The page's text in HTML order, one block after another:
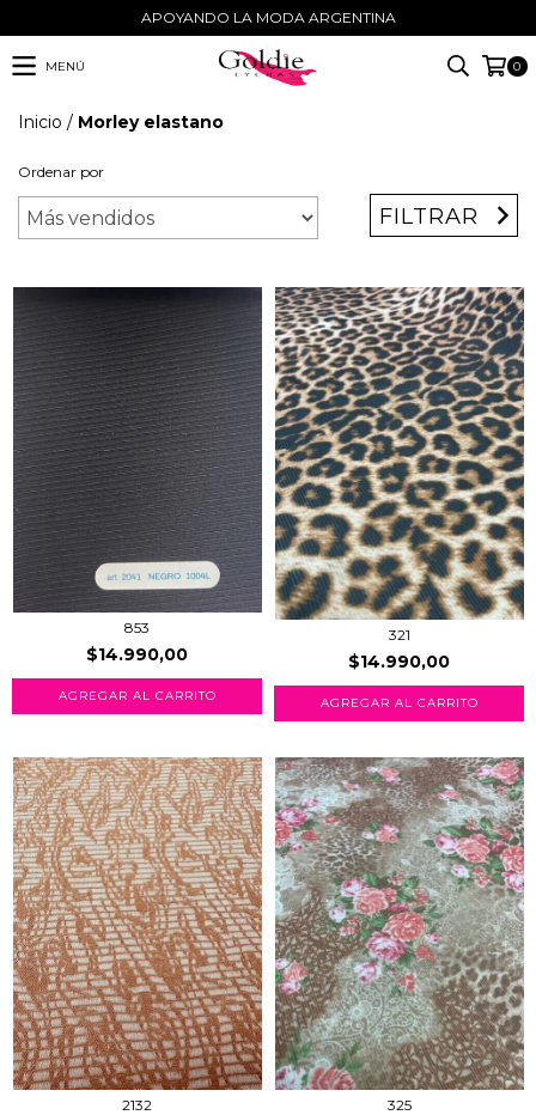
APOYANDO LA MODA ARGENTINA
MENÚ 0
Inicio / Morley elastano
Ordenar por
FILTRAR
853
$14.990,00
AGREGAR AL CARRITO
321
$14.990,00
AGREGAR AL CARRITO
2132 325